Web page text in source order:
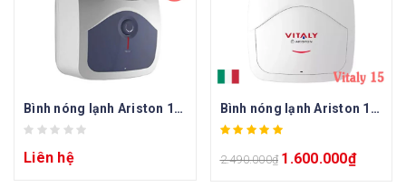
Bình nóng lạnh Ariston 15l BLU 15R
Liên hệ
Bình nóng lạnh Ariston 15l Vitaly 15
2.490.000₫ 1.600.000₫